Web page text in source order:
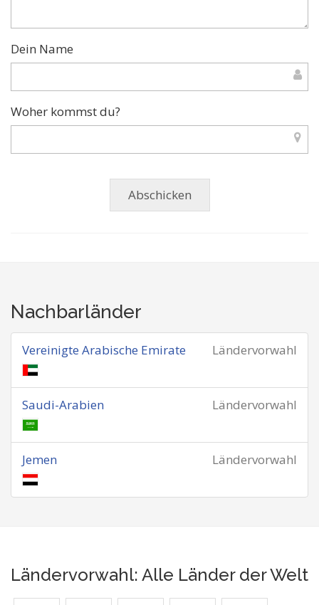
Dein Name
Woher kommst du?
Nachbarländer
Ländervorwahl
Vereinigte Arabische Emirate
Ländervorwahl
Saudi-Arabien
Ländervorwahl
Jemen
Ländervorwahl: Alle Länder der Welt